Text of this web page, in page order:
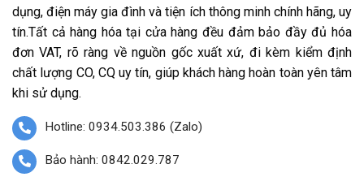
dụng, điện máy gia đình và tiện ích thông minh chính hãng, uy
tín.Tất cả hàng hóa tại cửa hàng đều đảm bảo đầy đủ hóa
đơn VAT, rõ ràng về nguồn gốc xuất xứ, đi kèm kiểm định
chất lượng CO, CQ uy tín, giúp khách hàng hoàn toàn yên tâm
khi sử dụng.
Hotline: 0934.503.386 (Zalo)
Bảo hành: 0842.029.787